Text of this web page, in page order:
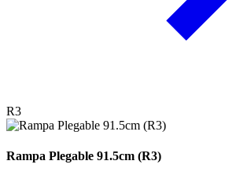
R3
Rampa Plegable 91.5cm (R3)